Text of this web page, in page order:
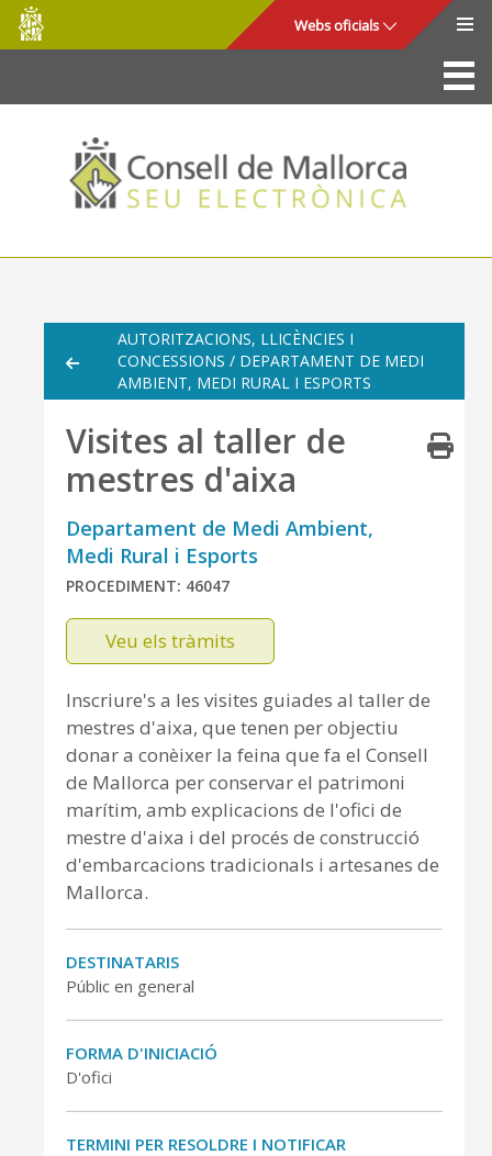
Salta al contingut principal
Consell
de
Mallorca
Webs oficials
La Seu
Consell de Mallorca
Accés i seguretat
Utilitats
Mapa web
AUTORITZACIONS, LLICÈNCIES I
CONCESSIONS / DEPARTAMENT DE MEDI
AMBIENT, MEDI RURAL I ESPORTS
Visites al taller de
mestres d'aixa
Departament de Medi Ambient,
Medi Rural i Esports
PROCEDIMENT: 46047
Veu els tràmits
Inscriure's a les visites guiades al taller de
mestres d'aixa, que tenen per objectiu
donar a conèixer la feina que fa el Consell
de Mallorca per conservar el patrimoni
marítim, amb explicacions de l'ofici de
mestre d'aixa i del procés de construcció
d'embarcacions tradicionals i artesanes de
Mallorca.
DESTINATARIS
Públic en general
FORMA D'INICIACIÓ
D'ofici
TERMINI PER RESOLDRE I NOTIFICAR